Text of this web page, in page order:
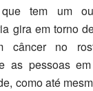
tem um
gira em torno
câncer no
as pessoas
como até